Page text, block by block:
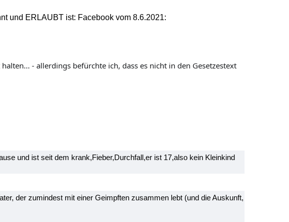
und ERLAUBT ist: Facebook vom 8.6.2021:
- allerdings befürchte ich, dass es nicht in den Gesetzestext
und ist seit dem krank,Fieber,Durchfall,er ist 17,also kein Kleinkind
der zumindest mit einer Geimpften zusammen lebt (und die Auskunft,